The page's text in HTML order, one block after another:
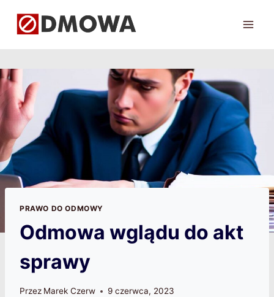
PRAWO DO ODMOWY
Odmowa wglądu do akt
sprawy
Przez Marek Czerw 9 czerwca, 2023